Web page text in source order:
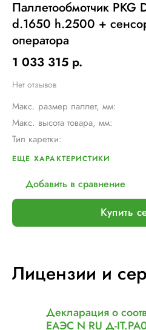
Паллетообмотчик PKG
d.1650 h.2500 +
оператора
1 033 315 р.
Нет отзывов
Макс. размер паллет, мм:
Макс. высота товара, мм:
Тип каретки:
Скорость обмотки:
Мин. размер паллет, мм:
Тип питания:
Макс. вес рулона с пленкой, кг:
Электрическое подключение:
ЕЩЕ ХАРАКТЕРИСТИКИ
Добавить в сравнение
Купить
Лицензии и
Декларация о
ЕАЭС N RU Д-